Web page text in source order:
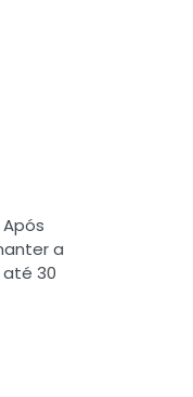
a
30